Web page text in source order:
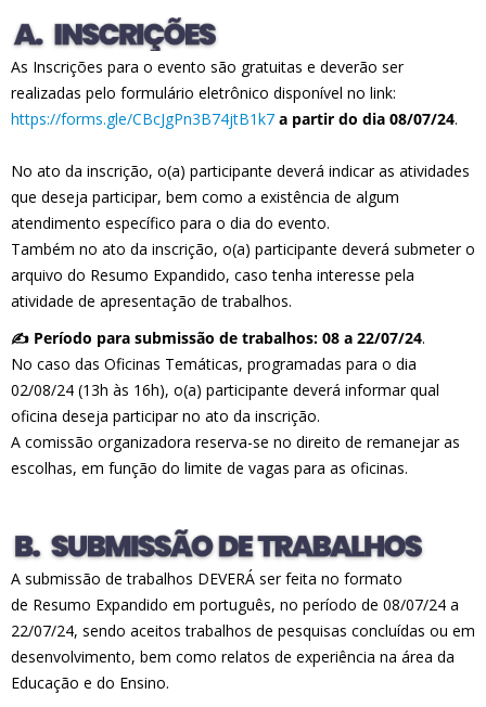
As Inscrições para o evento são gratuitas e deverão ser
realizadas pelo formulário eletrônico disponível no link:
https://forms.gle/CBcJgPn3B74jtB1k7 a partir do dia 08/07/24.
No ato da inscrição, o(a) participante deverá indicar as atividades
que deseja participar, bem como a existência de algum
atendimento específico para o dia do evento.
Também no ato da inscrição, o(a) participante deverá submeter o
arquivo do Resumo Expandido, caso tenha interesse pela
atividade de apresentação de trabalhos.
✍️ Período para submissão de trabalhos: 08 a 22/07/24.
No caso das Oficinas Temáticas, programadas para o dia
02/08/24 (13h às 16h), o(a) participante deverá informar qual
oficina deseja participar no ato da inscrição.
A comissão organizadora reserva-se no direito de remanejar as
escolhas, em função do limite de vagas para as oficinas.
A submissão de trabalhos DEVERÁ ser feita no formato
de Resumo Expandido em português, no período de 08/07/24 a
22/07/24, sendo aceitos trabalhos de pesquisas concluídas ou em
desenvolvimento, bem como relatos de experiência na área da
Educação e do Ensino.